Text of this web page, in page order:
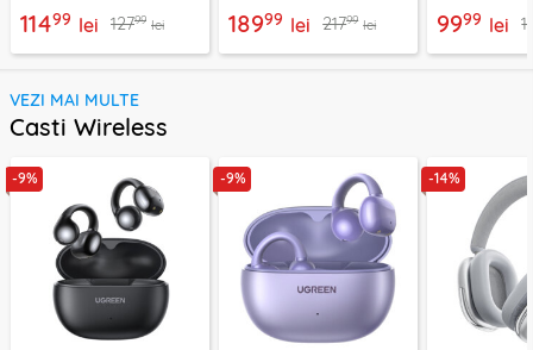
11499 lei 12799 lei 18999 lei 21799 lei 9999 lei
VEZI MAI MULTE
Casti Wireless
-9% -9% -14%